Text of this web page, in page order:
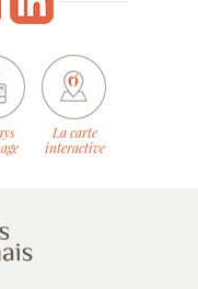
La carte
interactive